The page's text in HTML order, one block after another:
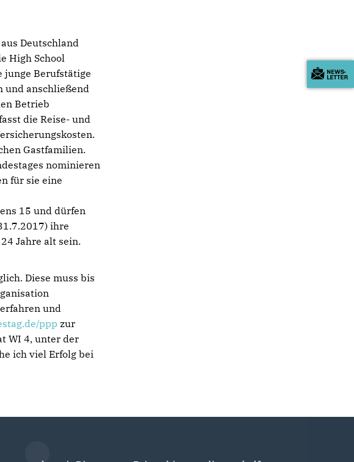
Deutschland
High School
junge Berufstätige
und anschließend
Betrieb
die Reise- und
Gastfamilien.
nominieren
für sie eine
15 und dürfen
ihre
Jahre alt sein.
Diese muss bis
und
ppp zur
WI 4, unter der
ich viel Erfolg bei